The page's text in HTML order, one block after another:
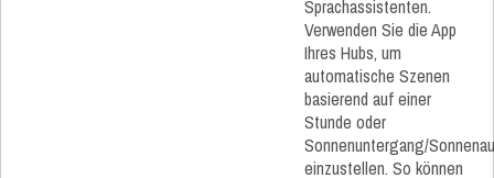
Sprachassistenten.
Verwenden Sie die App
Ihres Hubs, um
automatische Szenen
basierend auf einer
Stunde oder
Sonnenuntergang/
einzustellen. So können